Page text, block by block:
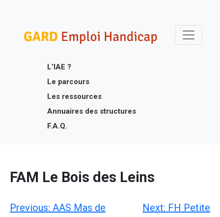
content
L’IAE ?
Le parcours
Les ressources
Annuaires des structures
F.A.Q.
FAM Le Bois des Leins
Navigation
Previous: AAS Mas de
Next: FH Petite